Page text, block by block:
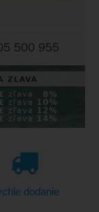
500 955
dodanie